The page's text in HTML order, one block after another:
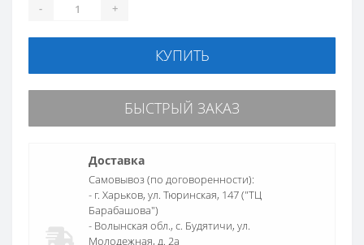
- +
КУПИТЬ
БЫСТРЫЙ ЗАКАЗ
Доставка
Самовывоз (по договоренности):
- г. Харьков, ул. Тюринская, 147 ("ТЦ
Барабашова")
- Волынская обл., c. Будятичи, ул.
Молодежная, д. 2а